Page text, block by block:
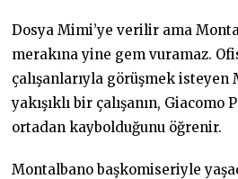
Dosya Mimi’ye verilir ama
merakına yine gem vuramaz.
çalışanlarıyla görüşmek isteyen
yakışıklı bir çalışanın, Giacomo
ortadan kaybolduğunu öğrenir.
Montalbano başkomiseriyle